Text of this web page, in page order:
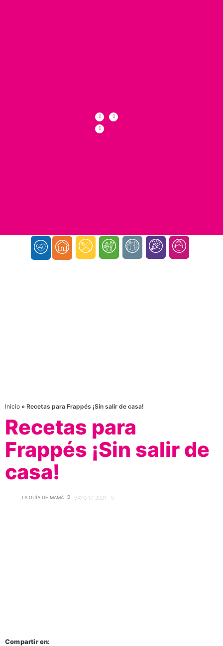
Inicio » Recetas para Frappés ¡Sin salir de casa!
Recetas para
Frappés ¡Sin salir de
casa!
LA GUÍA DE MAMÁ MAYO 17, 2021 0
Compartir en: